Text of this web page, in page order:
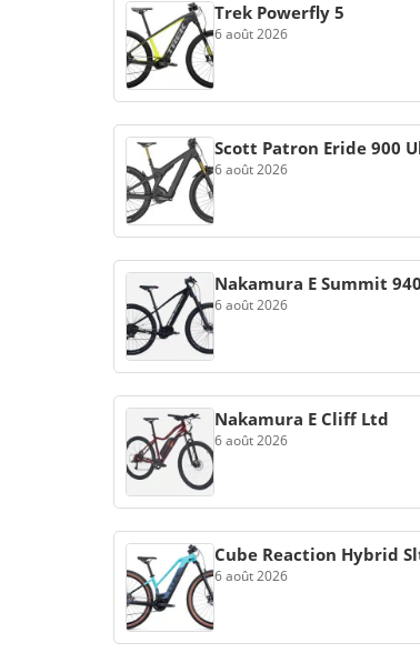
Trek Powerfly 5
6 août 2026
Scott Patron Eride 900
6 août 2026
Nakamura E Summit 940
6 août 2026
Nakamura E Cliff Ltd
6 août 2026
Cube Reaction Hybrid
6 août 2026